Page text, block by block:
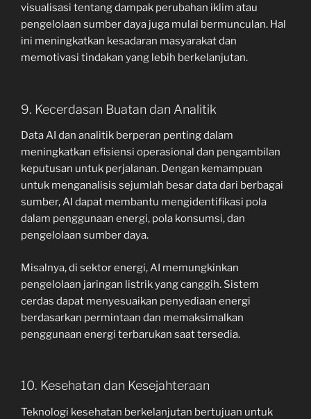
visualisasi tentang dampak perubahan iklim atau
pengelolaan sumber daya juga mulai bermunculan. Hal
ini meningkatkan kesadaran masyarakat dan
memotivasi tindakan yang lebih berkelanjutan.
9. Kecerdasan Buatan dan Analitik
Data AI dan analitik berperan penting dalam
meningkatkan efisiensi operasional dan pengambilan
keputusan untuk perjalanan. Dengan kemampuan
untuk menganalisis sejumlah besar data dari berbagai
sumber, AI dapat membantu mengidentifikasi pola
dalam penggunaan energi, pola konsumsi, dan
pengelolaan sumber daya.
Misalnya, di sektor energi, AI memungkinkan
pengelolaan jaringan listrik yang canggih. Sistem
cerdas dapat menyesuaikan penyediaan energi
berdasarkan permintaan dan memaksimalkan
penggunaan energi terbarukan saat tersedia.
10. Kesehatan dan Kesejahteraan
Teknologi kesehatan berkelanjutan bertujuan untuk